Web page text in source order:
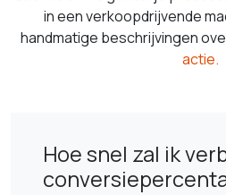
in een verkoopdrijvende
handmatige beschrijvingen
actie.
Hoe snel zal ik